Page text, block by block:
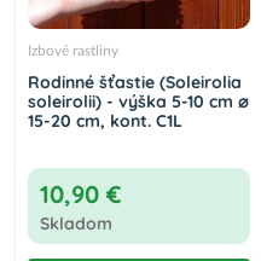
Izbové rastliny
Rodinné šťastie (Soleirolia
soleirolii) - výška 5-10 cm ⌀
15-20 cm, kont. C1L
10,90 €
Skladom